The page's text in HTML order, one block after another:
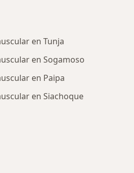
en Tunja
en Sogamoso
en Paipa
en Siachoque